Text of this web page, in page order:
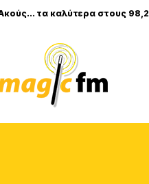
τα καλύτερα στους 98,2